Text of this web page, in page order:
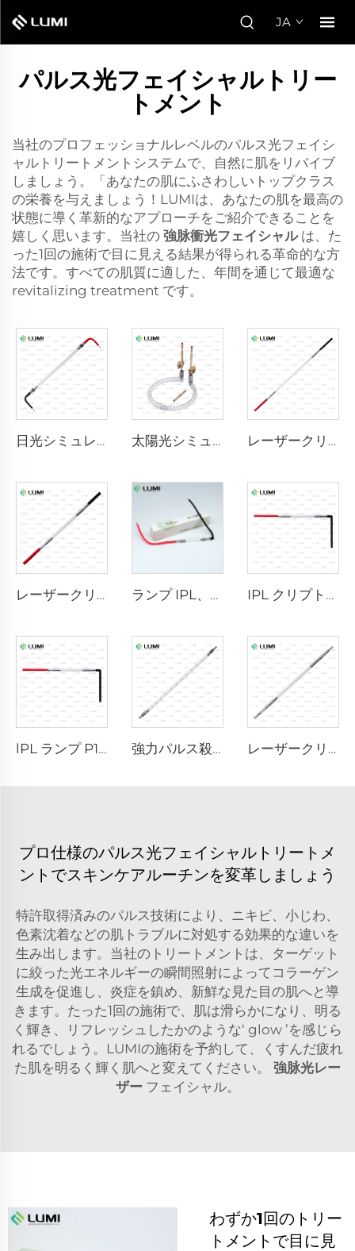
JA
パルス光フェイシャルトリー
トメント
当社のプロフェッショナルレベルのパルス光フェイシ
ャルトリートメントシステムで、自然に肌をリバイブ
しましょう。「あなたの肌にふさわしいトップクラス
の栄養を与えましょう！LUMIは、あなたの肌を最高の
状態に導く革新的なアプローチをご紹介できることを
嬉しく思います。当社の 強脉衝光フェイシャル は、た
った1回の施術で目に見える結果が得られる革命的な方
法です。すべての肌質に適した、年間を通じて最適な
revitalizing treatment です。
日光シミュレーターガスランプ D3801 – 10×160×210 mm 太陽光シミュレーターガスランプ D1200 – 10×110 mm レーザークリプトンランプ L2851-5×105×175 mm
レーザークリプトンランプ L2021-7×65×130 mm ランプ IPL、モデル9-45-100 ワイヤー IPL クリプトンランプ P1621 – 7×50×105 mm
lPL ランプ P1671-7×50×110 mm 強力パルス殺菌ランプ L5590 – 9×250×300 mm レーザークリプトンランプ L3180-8×100×210mm
プロ仕様のパルス光フェイシャルトリートメ
ントでスキンケアルーチンを変革しましょう
特許取得済みのパルス技術により、ニキビ、小じわ、
色素沈着などの肌トラブルに対処する効果的な違いを
生み出します。当社のトリートメントは、ターゲット
に絞った光エネルギーの瞬間照射によってコラーゲン
生成を促進し、炎症を鎮め、新鮮な見た目の肌へと導
きます。たった1回の施術で、肌は滑らかになり、明る
く輝き、リフレッシュしたかのような‘ glow ’を感じら
れるでしょう。LUMIの施術を予約して、くすんだ疲れ
た肌を明るく輝く肌へと変えてください。 強脉光レー
ザー フェイシャル。
わずか1回のトリー
トメントで目に見